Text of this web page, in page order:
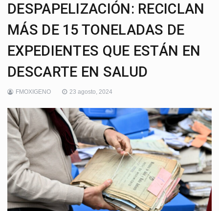
DESPAPELIZACIÓN: RECICLAN
MÁS DE 15 TONELADAS DE
EXPEDIENTES QUE ESTÁN EN
DESCARTE EN SALUD
FMOXIGENO 23 agosto, 2024